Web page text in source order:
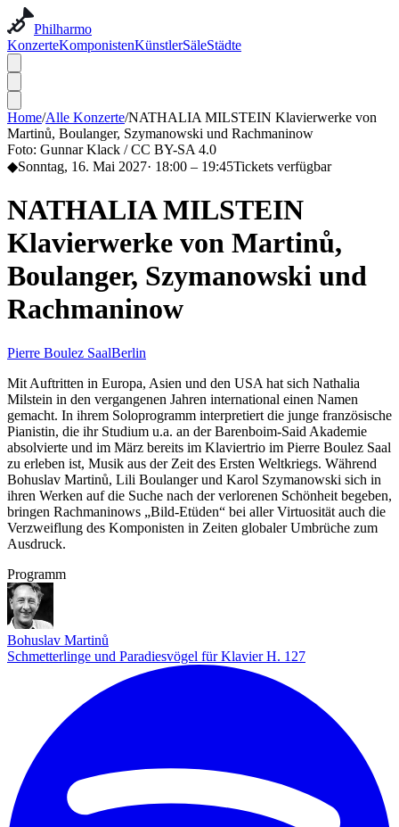
Philharmo
KonzerteKomponistenKünstlerSäleStädte
Home/Alle Konzerte/NATHALIA MILSTEIN Klavierwerke von
Martinů, Boulanger, Szymanowski und Rachmaninow
Foto: Gunnar Klack / CC BY-SA 4.0
◆Sonntag, 16. Mai 2027· 18:00 – 19:45Tickets verfügbar
NATHALIA MILSTEIN
Klavierwerke von Martinů,
Boulanger, Szymanowski und
Rachmaninow
Pierre Boulez SaalBerlin
Mit Auftritten in Europa, Asien und den USA hat sich Nathalia
Milstein in den vergangenen Jahren international einen Namen
gemacht. In ihrem Soloprogramm interpretiert die junge französische
Pianistin, die ihr Studium u.a. an der Barenboim-Said Akademie
absolvierte und im März bereits im Klaviertrio im Pierre Boulez Saal
zu erleben ist, Musik aus der Zeit des Ersten Weltkriegs. Während
Bohuslav Martinů, Lili Boulanger und Karol Szymanowski sich in
ihren Werken auf die Suche nach der verlorenen Schönheit begeben,
bringen Rachmaninows „Bild-Etüden“ bei aller Virtuosität auch die
Verzweiflung des Komponisten in Zeiten globaler Umbrüche zum
Ausdruck.
Programm
Bohuslav Martinů
Schmetterlinge und Paradiesvögel für Klavier H. 127